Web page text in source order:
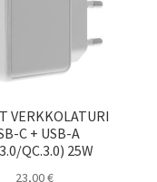
VERKKOLATURI
C + USB-A
QC.3.0) 25W
23,00€